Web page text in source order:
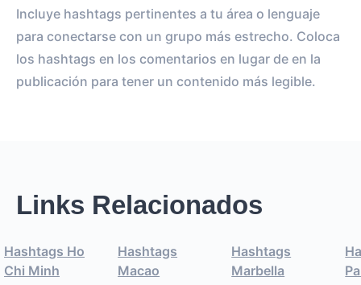
Incluye hashtags pertinentes a tu área o lenguaje
para conectarse con un grupo más estrecho. Coloca
los hashtags en los comentarios en lugar de en la
publicación para tener un contenido más legible.
Links Relacionados
Hashtags Ho
Chi Minh
Hashtags
Macao
Hashtags
Marbella